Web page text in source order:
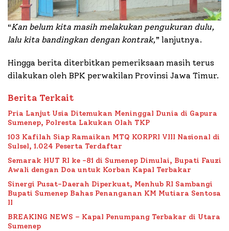
“Kan belum kita masih melakukan pengukuran dulu,
lalu kita bandingkan dengan kontrak,” lanjutnya.
Hingga berita diterbitkan pemeriksaan masih terus
dilakukan oleh BPK perwakilan Provinsi Jawa Timur.
Berita Terkait
Pria Lanjut Usia Ditemukan Meninggal Dunia di Gapura
Sumenep, Polresta Lakukan Olah TKP
103 Kafilah Siap Ramaikan MTQ KORPRI VIII Nasional di
Sulsel, 1.024 Peserta Terdaftar
Semarak HUT RI ke -81 di Sumenep Dimulai, Bupati Fauzi
Awali dengan Doa untuk Korban Kapal Terbakar
Sinergi Pusat-Daerah Diperkuat, Menhub RI Sambangi
Bupati Sumenep Bahas Penanganan KM Mutiara Sentosa
II
BREAKING NEWS – Kapal Penumpang Terbakar di Utara
Sumenep